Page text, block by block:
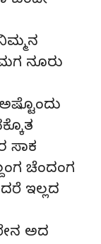
ನೂರು
ಸಾಕ
ಚೆಂದಂಗ
ಇಲ್ಲದ
ಅದ